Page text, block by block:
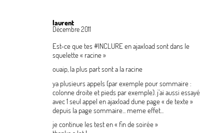
laurent
Décembre 2011
Est-ce que tes #INCLURE en ajaxload sont dans le
squelette « racine»
ouaip, la plus part sont a la racine
ya plusieurs appels (par exemple pour sommaire :
colonne droite et pieds par exemple). j’ai aussi essayé
avec 1 seul appel en ajaxload dune page « de texte»
depuis la page sommaire... meme effet...
je continue les test en « fin de soirée»